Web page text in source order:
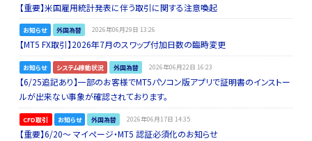
【重要】米国雇用統計発表に伴う取引に関する注意喚起
お知らせ 外国為替 2026年06月29日 13:26
【MT5 FX取引】2026年7月のスワップ付加日数の臨時変更
お知らせ システム稼動状況 外国為替 2026年06月22日 16:23
【6/25追記あり】一部のお客様でMT5パソコン版アプリで証明書のインストー
ルが出来ない事象が確認されております。
CFD取引 お知らせ 外国為替 2026年06月17日 14:35
【重要】6/20～ マイページ・MT5 認証必須化のお知らせ